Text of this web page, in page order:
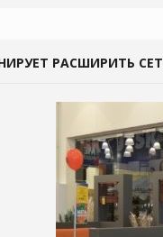
РАСШИРИТЬ